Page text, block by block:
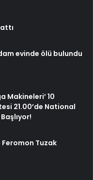
evinde ölü bulundu
Makineleri’ 10
21.00’de National
Feromon Tuzak